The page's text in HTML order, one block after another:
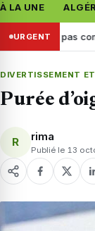
À LA UNE
URGENT
à ne pas
DIVERTISSEMENT
Purée
R rima
Publié le 13